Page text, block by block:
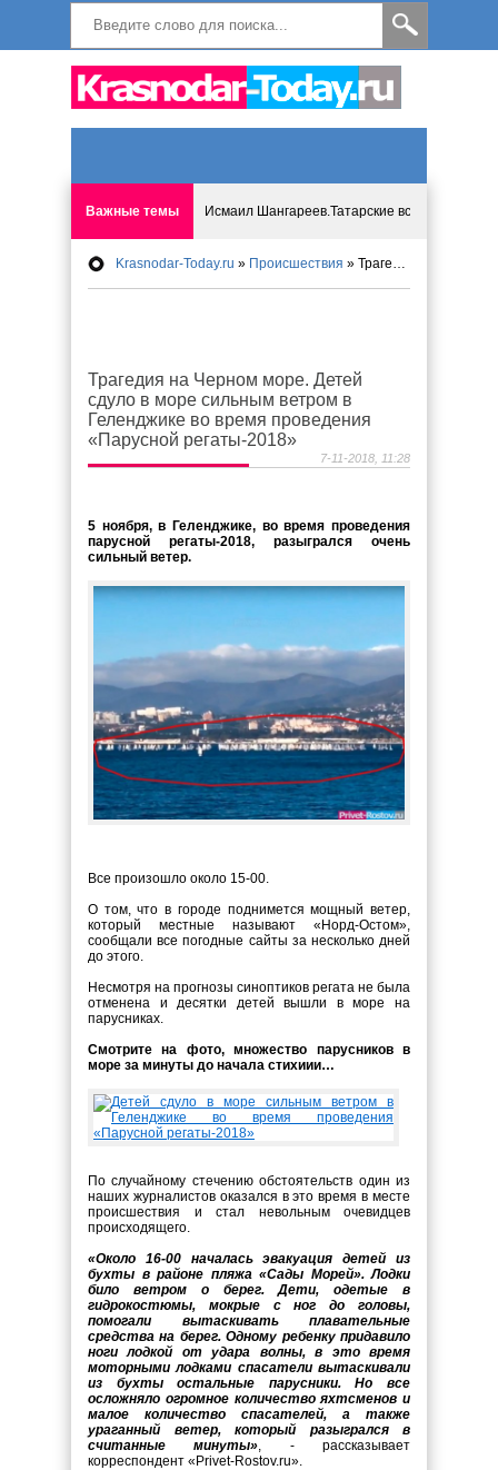
Важные темы Исмаил Шангареев.Татарские встречи на
Программа «Мир без слёз» впервые в Анапе:
Исмагил Шангареев. В поисках внутренней
В Краснодаре отменяют «СНИЛС», что будет
Krasnodar-Today.ru » Происшествия » Трагедия на Черном море. Детей сдуло в море сильным ветром в Геленджике во время проведения «Парусной регаты-2018»
Трагедия на Черном море. Детей
сдуло в море сильным ветром в
Геленджике во время проведения
«Парусной регаты-2018»
7-11-2018, 11:28
5 ноября, в Геленджике, во время проведения
парусной регаты-2018, разыгрался очень
сильный ветер.
Все произошло около 15-00.
О том, что в городе поднимется мощный ветер,
который местные называют «Норд-Остом»,
сообщали все погодные сайты за несколько дней
до этого.
Несмотря на прогнозы синоптиков регата не была
отменена и десятки детей вышли в море на
парусниках.
Смотрите на фото, множество парусников в
море за минуты до начала стихиии…
По случайному стечению обстоятельств один из
наших журналистов оказался в это время в месте
происшествия и стал невольным очевидцев
происходящего.
«Около 16-00 началась эвакуация детей из
бухты в районе пляжа «Сады Морей». Лодки
било ветром о берег. Дети, одетые в
гидрокостюмы, мокрые с ног до головы,
помогали вытаскивать плавательные
средства на берег. Одному ребенку придавило
ноги лодкой от удара волны, в это время
моторными лодками спасатели вытаскивали
из бухты остальные парусники. Но все
осложняло огромное количество яхтсменов и
малое количество спасателей, а также
ураганный ветер, который разыгрался в
считанные минуты», - рассказывает
корреспондент «Privet-Rostov.ru».